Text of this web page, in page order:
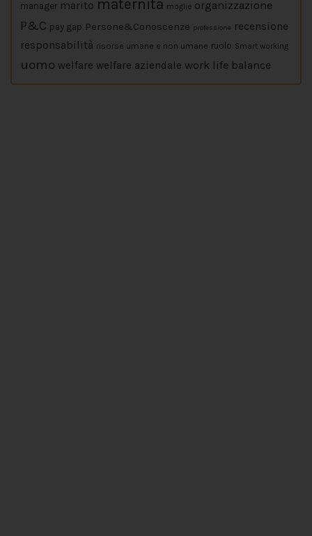
manager marito maternità moglie organizzazione
P&C pay gap Persone&Conoscenze professione recensione
responsabilità risorse umane e non umane ruolo Smart working
uomo welfare welfare aziendale work life balance